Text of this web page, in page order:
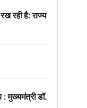
रही है: राज्य
: मुख्यमंत्री डॉ.